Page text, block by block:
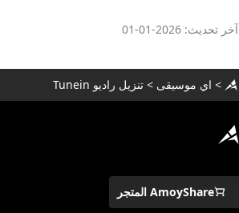
آخر تحديث: 2026-01-01
> اي موسيقى > تنزيل راديو Tunein
AmoyShare المتجر